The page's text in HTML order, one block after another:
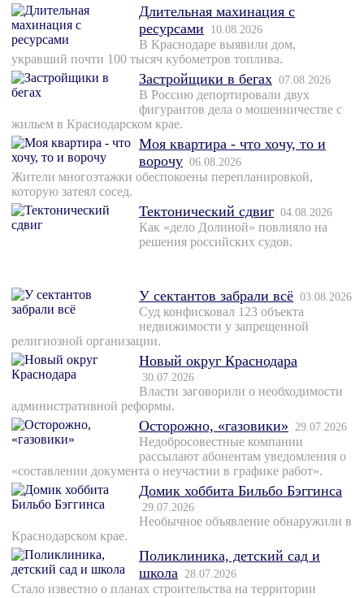
Длительная махинация с
ресурсами
10.08.2026
В Краснодаре выявили дом,
укравший почти 100 тысяч кубометров топлива.
Застройщики в бегах 07.08.2026
В Россию депортировали двух
фигурантов дела о мошенничестве с
жильем в Краснодарском крае.
Моя квартира - что хочу, то и
ворочу 06.08.2026
Жители многоэтажки обеспокоены перепланировкой,
которую затеял сосед.
Тектонический сдвиг 04.08.2026
Как «дело Долиной» повлияло на
решения российских судов.
У сектантов забрали всё 03.08.2026
Суд конфисковал 123 объекта
недвижимости у запрещенной
религиозной организации.
Новый округ Краснодара
30.07.2026
Власти заговорили о необходимости
административной реформы.
Осторожно, «газовики» 29.07.2026
Недобросовестные компании
рассылают абонентам уведомления о
«составлении документа о неучастии в графике работ».
Домик хоббита Бильбо Бэггинса
29.07.2026
Необычное объявление обнаружили в
Краснодарском крае.
Поликлиника, детский сад и
школа 28.07.2026
Стало известно о планах строительства на территории